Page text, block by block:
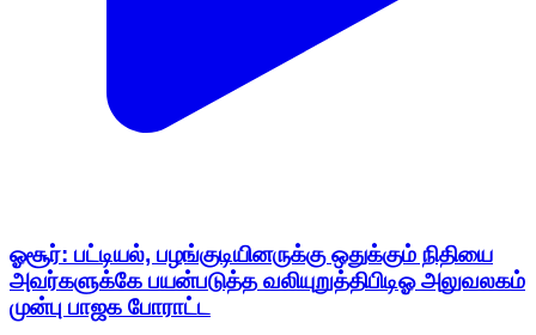
ஓசூர்: பட்டியல், பழங்குடியினருக்கு ஒதுக்கும் நிதியை
அவர்களுக்கே பயன்படுத்த வலியுறுத்திபிடிஓ அலுவலகம்
முன்பு பாஜக போராட்ட